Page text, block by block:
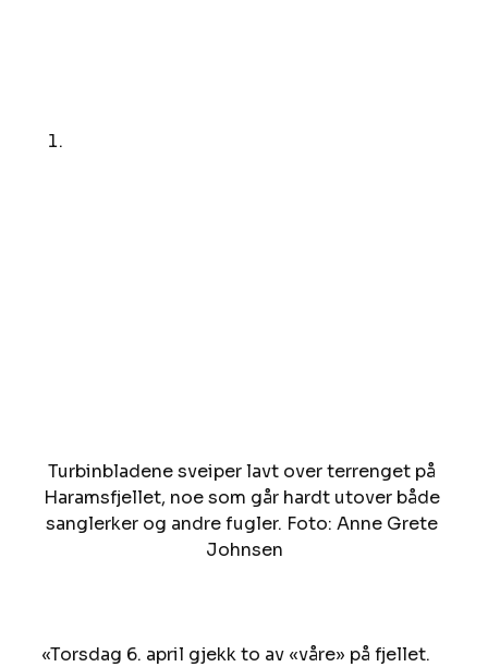
Turbinbladene sveiper lavt over terrenget på
Haramsfjellet, noe som går hardt utover både
sanglerker og andre fugler. Foto: Anne Grete
Johnsen
«Torsdag 6. april gjekk to av «våre» på fjellet.